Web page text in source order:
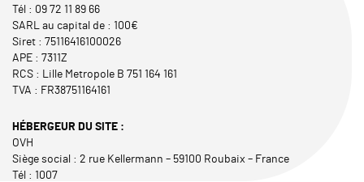
Tél : 09 72 11 89 66
SARL au capital de : 100€
Siret : 75116416100026
APE : 7311Z
RCS : Lille Metropole B 751 164 161
TVA : FR38751164161
HÉBERGEUR DU SITE :
OVH
Siège social : 2 rue Kellermann – 59100 Roubaix – France
Tél : 1007